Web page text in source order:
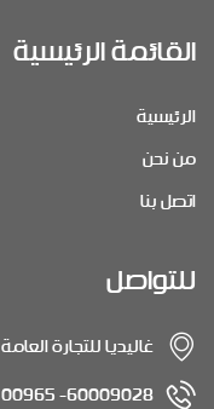
القائمة الرئيسية
الرئيسية
من نحن
اتصل بنا
للتواصل
غاليديا للتجارة العامة
60009028- 00965